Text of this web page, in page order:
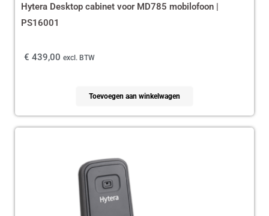
Hytera Desktop cabinet voor MD785 mobilofoon |
PS16001
€ 439,00 excl. BTW
Toevoegen aan winkelwagen